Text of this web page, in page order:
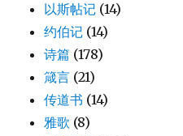
以斯帖记 (14)
约伯记 (14)
诗篇 (178)
箴言 (21)
传道书 (14)
雅歌 (8)